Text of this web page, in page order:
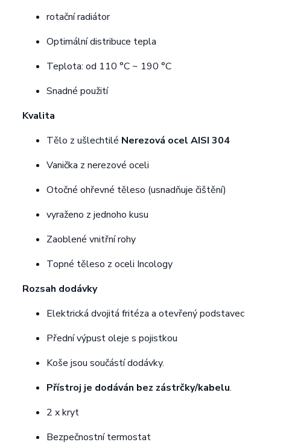
rotační radiátor
Optimální distribuce tepla
Teplota: od 110 °C ~ 190 °C
Snadné použití
Kvalita
Tělo z ušlechtilé Nerezová ocel AISI 304
Vanička z nerezové oceli
Otočné ohřevné těleso (usnadňuje čištění)
vyraženo z jednoho kusu
Zaoblené vnitřní rohy
Topné těleso z oceli Incology
Rozsah dodávky
Elektrická dvojitá fritéza a otevřený podstavec
Přední výpust oleje s pojistkou
Koše jsou součástí dodávky.
Přístroj je dodáván bez zástrčky/kabelu.
2 x kryt
Bezpečnostní termostat